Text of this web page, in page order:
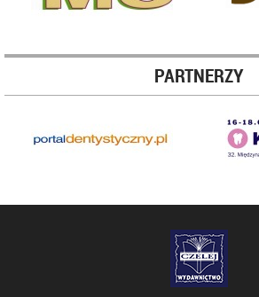
PARTNERZY